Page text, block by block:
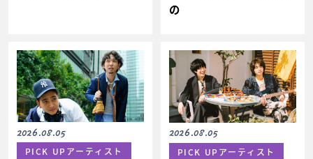
の
2026.08.05
PICK UPアーティスト
2026.08.05
PICK UPアーティスト